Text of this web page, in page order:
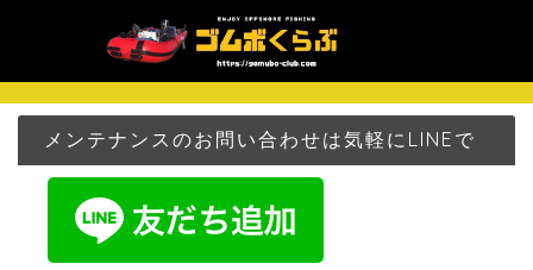
メンテナンスのお問い合わせは気軽にLINEで